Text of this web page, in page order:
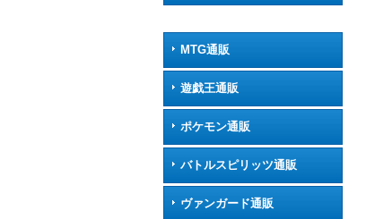
MTG通販
遊戯王通販
ポケモン通販
バトルスピリッツ通販
ヴァンガード通販